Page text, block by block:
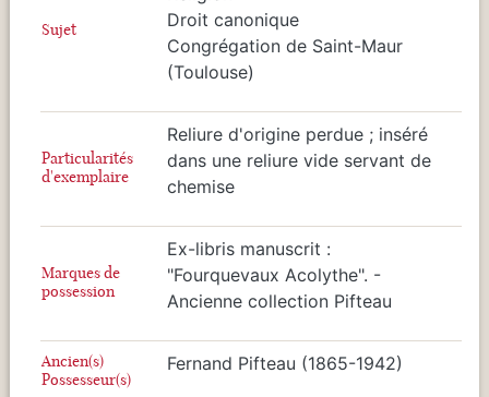
Sujet
Droit canonique
Congrégation de Saint-Maur
(Toulouse)
Particularités
d'exemplaire
Reliure d'origine perdue ; inséré
dans une reliure vide servant de
chemise
Marques de
possession
Ex-libris manuscrit :
"Fourquevaux Acolythe". -
Ancienne collection Pifteau
Ancien(s)
Possesseur(s)
Fernand Pifteau (1865-1942)